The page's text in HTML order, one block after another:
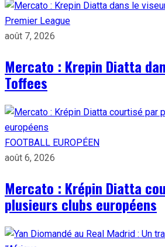
Premier League
août 7, 2026
Mercato : Krepin Diatta
Toffees
FOOTBALL EUROPÉEN
août 6, 2026
Mercato : Krépin Diatta
plusieurs clubs européens